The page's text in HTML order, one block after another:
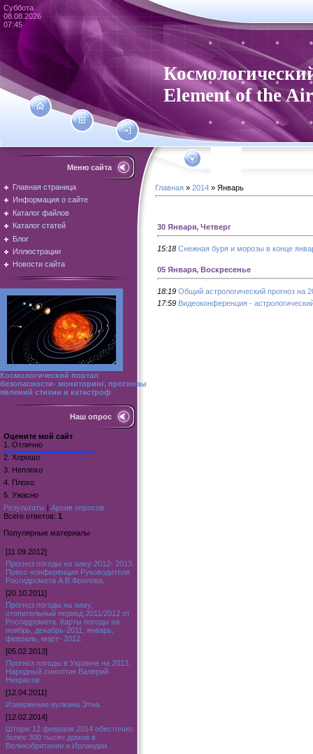
Суббота
08.08.2026
07:45
Element of the Air
Меню сайта
Главная страница
Информация о сайте
Каталог файлов
Каталог статей
Блог
Иллюстрации
Новости сайта
Космологический портал
безопасности- мониторинг, прогнозы
явлений стихии и катастроф
Наш опрос
Оцените мой сайт
1. Отлично
2. Хорошо
3. Неплохо
4. Плохо
5. Ужасно
Результаты | Архив опросов
Всего ответов: 1
Популярные материалы
[11.09.2012]
Прогноз погоды на зиму 2012- 2013.
Пресс-конференция Руководителя
Росгидромета А.В.Фролова.
[20.10.2011]
Прогноз погоды на зиму,
отопительный период 2011/2012 от
Росгидромета. Карты погоды на
ноябрь, декабрь-2011, январь,
февраль, март- 2012.
[05.02.2013]
Прогноз погоды в Украине на 2013.
Народный синоптик Валерий
Некрасов.
[12.04.2011]
Извержение вулкана Этна.
[12.02.2014]
Шторм 12 февраля 2014 обесточил
более 300 тысяч домов в
Великобритании и Ирландии.
Главная » 2014 » Январь
30 Января, Четверг
15:18 Снежная буря и морозы в конце
05 Января, Воскресенье
18:19 Общий астрологический прогноз на
17:59 Видеоконференция -